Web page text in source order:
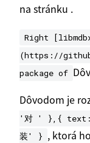
na stránku .
Right
(https://
package of
Dôvodom je
'对 ' },{ text:
装' } , ktorá